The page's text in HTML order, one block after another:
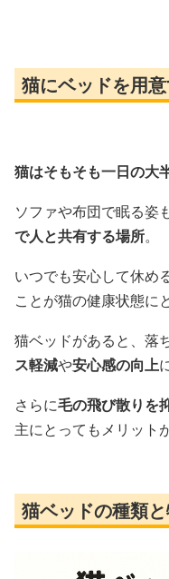
猫にベッドを用
猫はそもそも一日の大
ソファや布団で眠る姿
で人と共有する場所。
いつでも安心して休め
ことが猫の健康状態に
猫ベッドがあると、落
ス軽減や安心感の向上
さらに毛の飛び散りを
主にとってもメリット
猫ベッドの種類